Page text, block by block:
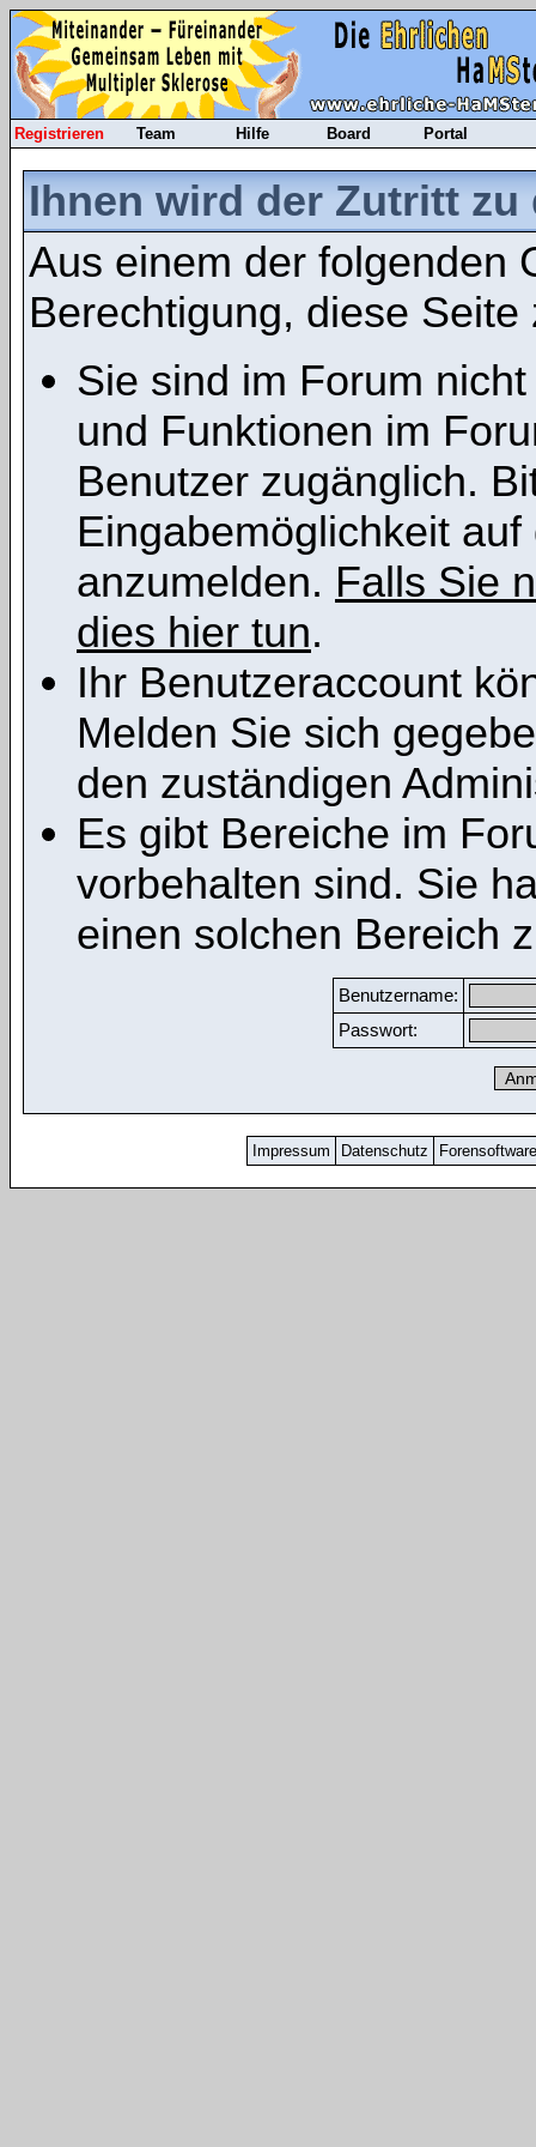
Registrieren Team Hilfe Board Portal
Ihnen wird der Zutritt
Aus einem der folgenden
Berechtigung, diese Seite
Sie sind im Forum
und Funktionen im
Benutzer zugänglich.
Eingabemöglichkeit
anzumelden. Falls Sie
dies hier tun.
Ihr Benutzeraccount
Melden Sie sich
den zuständigen
Es gibt Bereiche im
vorbehalten sind. Sie
einen solchen Bereich
Benutzername:
Passwort:
Impressum Datenschutz